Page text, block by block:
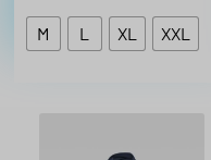
M L XL XXL